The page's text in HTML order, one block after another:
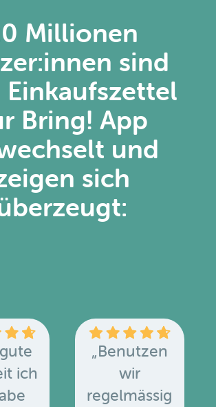
Millionen
sind
Bring! App
und
sich
ich
„Benutzen
wir
regelmässig